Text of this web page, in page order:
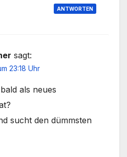
ANTWORTEN
sagt:
23:18 Uhr
als neues
sucht den dümmsten